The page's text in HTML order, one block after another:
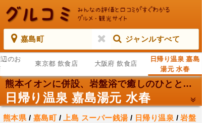
嘉島町 ジャンルすべて
のお
東京都 飲食店 大阪府 飲食店
日帰り温泉 嘉島
湯元 水春
熊本イオンに併設、岩盤浴で癒しのひととき。
日帰り温泉 嘉島湯元 水春
熊本県 / 嘉島町/ 上島 スーパー銭湯 / 日帰り温泉 /岩盤